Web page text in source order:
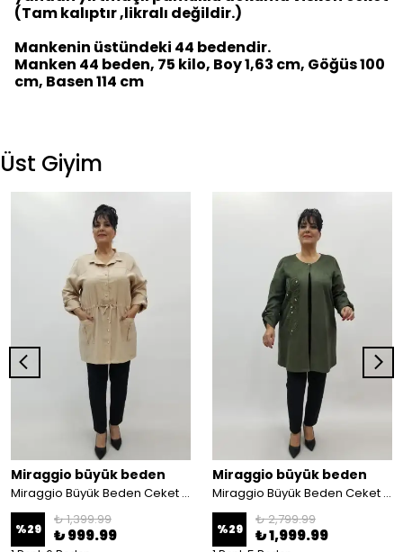
(Tam kalıptır ,likralı değildir.)
Mankenin üstündeki 44 bedendir.
Manken 44 beden, 75 kilo, Boy 1,63 cm, Göğüs 100
cm, Basen 114 cm
Üst Giyim
Miraggio büyük beden
Miraggio Büyük Beden Ceket 99708 BEJ
%29
₺ 1,399.99
₺ 999.99
Miraggio büyük beden
Miraggio Büyük Beden Ceket 4154 HAKİ
%29
₺ 2,799.99
₺ 1,999.99